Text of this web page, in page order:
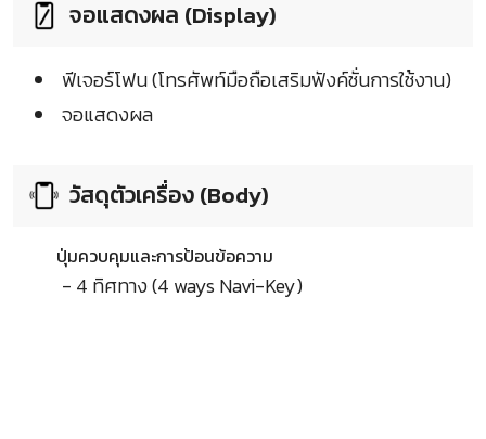
จอแสดงผล (Display)
ฟีเจอร์โฟน (โทรศัพท์มือถือเสริมฟังค์ชั่นการใช้งาน)
จอแสดงผล
วัสดุตัวเครื่อง (Body)
ปุ่มควบคุมและการป้อนข้อความ
- 4 ทิศทาง (4 ways Navi-Key)